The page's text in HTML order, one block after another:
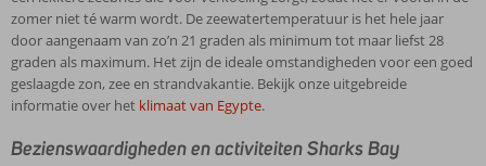
zomer niet té warm wordt. De zeewatertemperatuur is het hele jaar
door aangenaam van zo’n 21 graden als minimum tot maar liefst 28
graden als maximum. Het zijn de ideale omstandigheden voor een goed
geslaagde zon, zee en strandvakantie. Bekijk onze uitgebreide
informatie over het klimaat van Egypte.
Bezienswaardigheden en activiteiten Sharks Bay